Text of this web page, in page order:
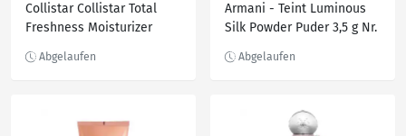
Collistar Collistar Total
Freshness Moisturizer
24H Gesichtscreme 80.0
Armani - Teint Luminous
Silk Powder Puder 3,5 g Nr.